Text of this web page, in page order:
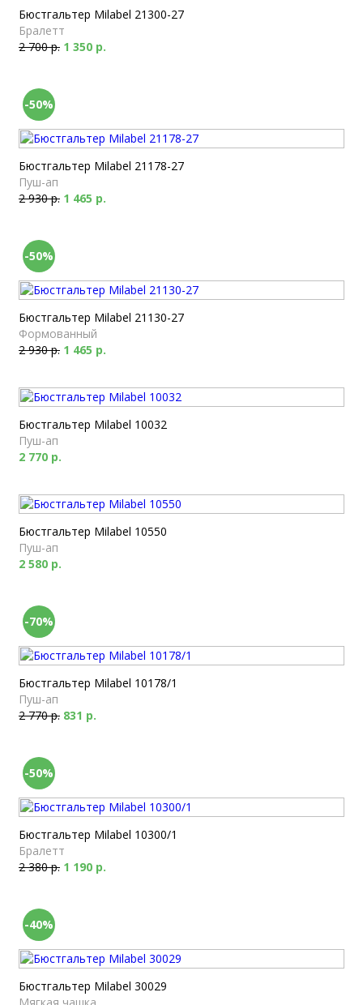
Бюстгальтер Milabel 21300-27
Бралетт
2 700 р. 1 350 р.
-50%
Бюстгальтер Milabel 21178-27
Пуш-ап
2 930 р. 1 465 р.
-50%
Бюстгальтер Milabel 21130-27
Формованный
2 930 р. 1 465 р.
Бюстгальтер Milabel 10032
Пуш-ап
2 770 р.
Бюстгальтер Milabel 10550
Пуш-ап
2 580 р.
-70%
Бюстгальтер Milabel 10178/1
Пуш-ап
2 770 р. 831 р.
-50%
Бюстгальтер Milabel 10300/1
Бралетт
2 380 р. 1 190 р.
-40%
Бюстгальтер Milabel 30029